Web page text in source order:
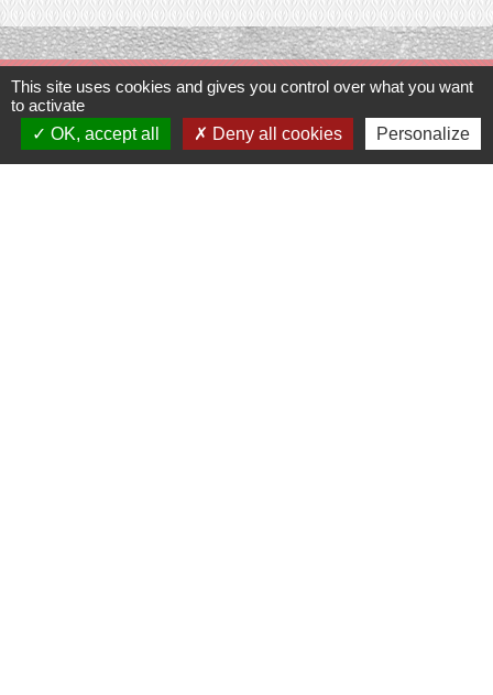
Contacts
Commune de Prunay-Cassereau
11, rue de l'Hôtel de Ville
This site uses cookies and gives you control over what you want
to activate
OK, accept all
Deny all cookies Personalize